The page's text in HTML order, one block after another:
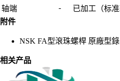
轴端
-
已加工（标准
附件
NSK FA型滾珠螺桿 原廠型
相关产品